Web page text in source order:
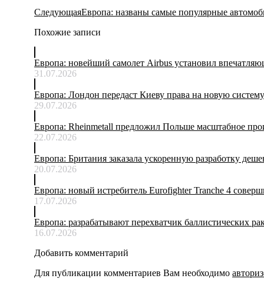
СледующаяСледующая
Европа: названы самые популярные
Похожие записи
Европа: новейший самолет Airbus установил
31.07.2026
Европа: Лондон передаст Киеву права на новую
29.07.2026
Европа: Rheinmetall предложил Польше масштабное
22.07.2026
Европа: Британия заказала ускоренную разработку
20.07.2026
Европа: новый истребитель Eurofighter Tranche 4
17.07.2026
Европа: разрабатывают перехватчик баллистических
16.07.2026
Добавить комментарий
Для публикации комментариев Вам необходимо